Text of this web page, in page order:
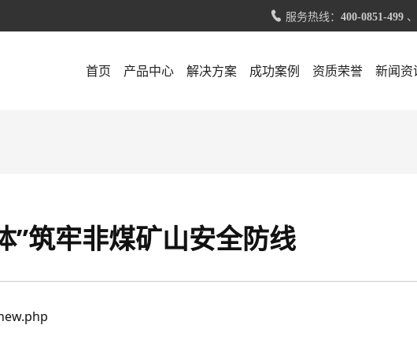
 服务热线： 400-0851-499 、
首页 产品中心 解决方案 成功案例 资质荣誉 新闻资
”筑牢非煤矿山安全防线